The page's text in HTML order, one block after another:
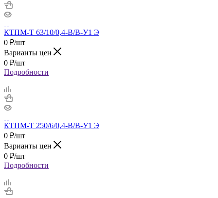
КТПМ-Т 63/10/0,4-В/В-У1 Э
0 ₽/шт
Варианты цен
0 ₽/шт
Подробности
КТПМ-Т 250/6/0,4-В/В-У1 Э
0 ₽/шт
Варианты цен
0 ₽/шт
Подробности